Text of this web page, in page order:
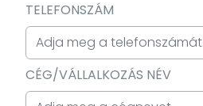
TELEFONSZÁM
CÉG/VÁLLALKOZÁS NÉV